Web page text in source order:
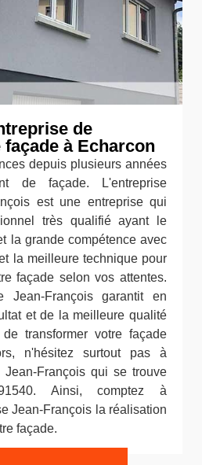
de
à Echarcon
depuis plusieurs années
de façade. L'entreprise
est une entreprise qui
très qualifié ayant le
la grande compétence avec
la meilleure technique pour
façade selon vos attentes.
Jean-François garantit en
et de la meilleure qualité
transformer votre façade
n'hésitez surtout pas à
Jean-François qui se trouve
Ainsi, comptez à
Jean-François la réalisation
façade.